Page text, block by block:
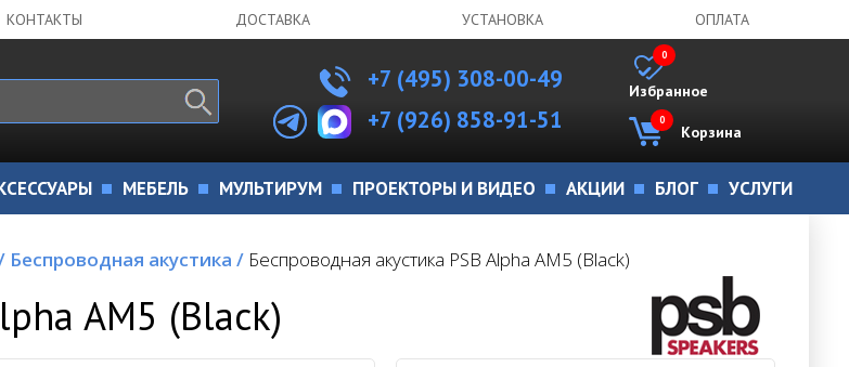
КОНТАКТЫ ДОСТАВКА УСТАНОВКА ОПЛАТА
+7 (495) 308-00-49
+7 (926) 858-91-51
Избранное
0
Корзина
0
МЕБЕЛЬ МУЛЬТИРУМ ПРОЕКТОРЫ И ВИДЕО АКЦИИ БЛОГ УСЛУГИ
Беспроводная акустика / Беспроводная акустика PSB Alpha AM5 (Black)
AM5 (Black)